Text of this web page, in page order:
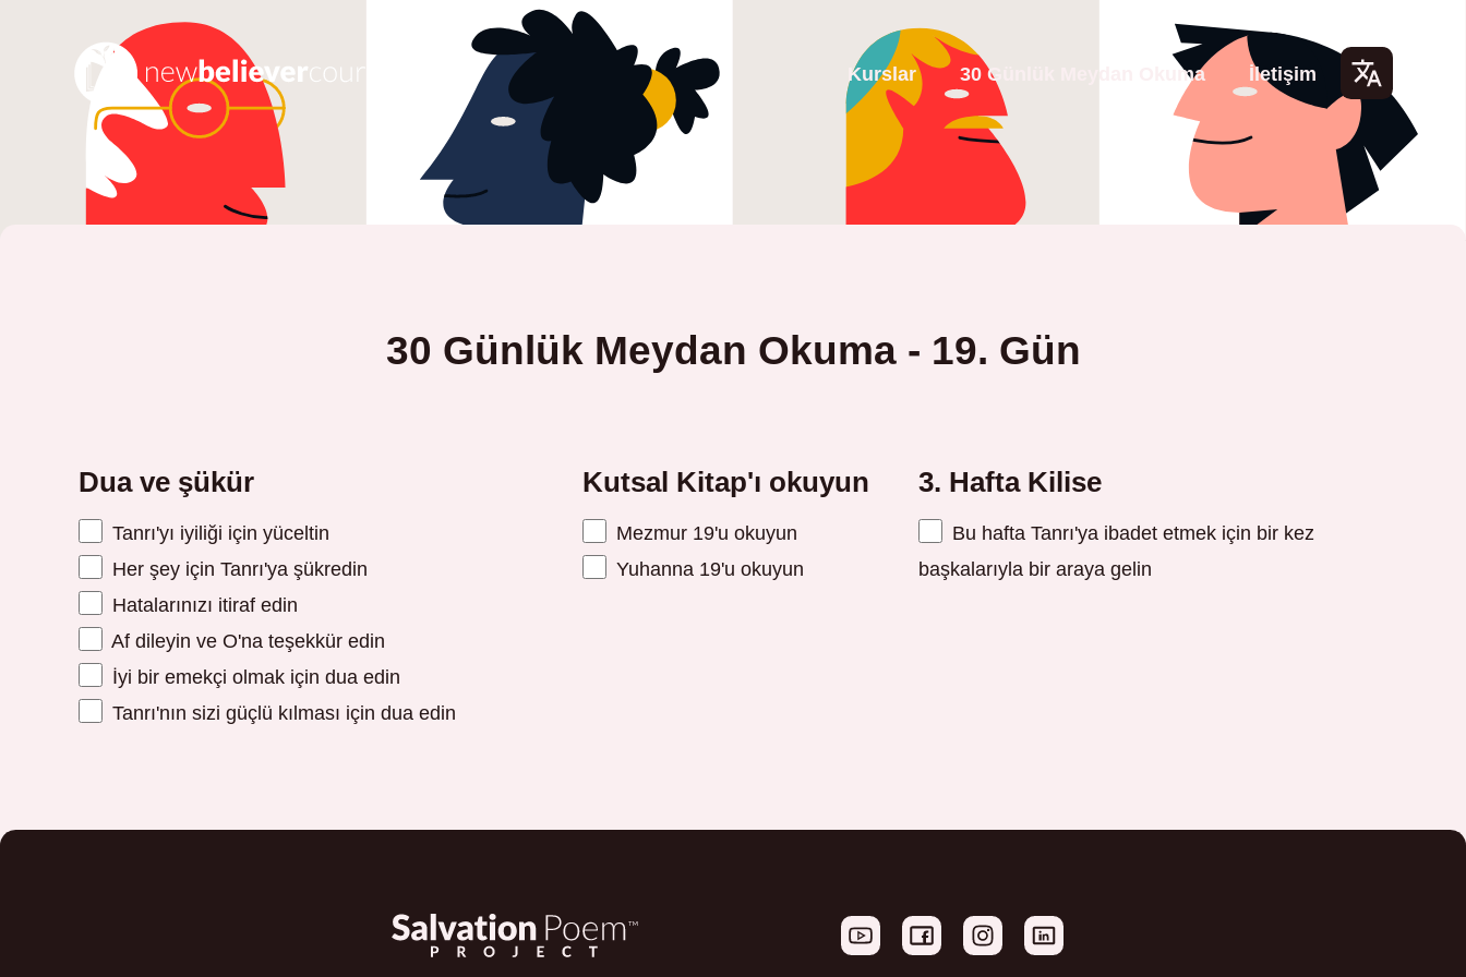
Lang
uage
Kurslar 30 Günlük Meydan Okuma İletişim
30 Günlük Meydan Okuma - 19. Gün
Dua ve şükür
Tanrı'yı iyiliği için yüceltin
Her şey için Tanrı'ya şükredin
Hatalarınızı itiraf edin
Af dileyin ve O'na teşekkür edin
İyi bir emekçi olmak için dua edin
Tanrı'nın sizi güçlü kılması için dua edin
Kutsal Kitap'ı okuyun
Mezmur 19'u okuyun
Yuhanna 19'u okuyun
3. Hafta Kilise
Bu hafta Tanrı'ya ibadet etmek için bir kez
başkalarıyla bir araya gelin